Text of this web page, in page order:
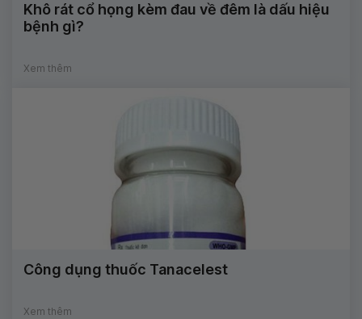
Khô rát cổ họng kèm đau về đêm là dấu hiệu
bệnh gì?
Xem thêm
Công dụng thuốc Tanacelest
Xem thêm